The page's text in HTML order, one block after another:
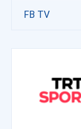
FB TV